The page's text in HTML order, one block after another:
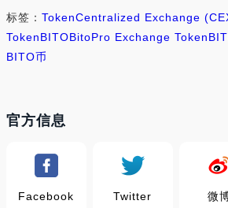
标签： TokenCentralized Exchange
TokenBITOBitoPro Exchange Token
BITO币
官方信息
Facebook Twitter 微